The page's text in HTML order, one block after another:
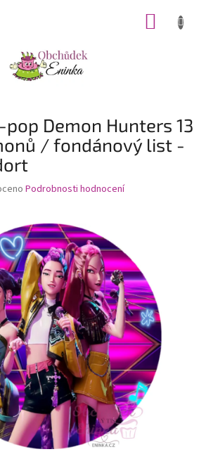
pop Demon Hunters 13
/ fondánový list -
Podrobnosti hodnocení